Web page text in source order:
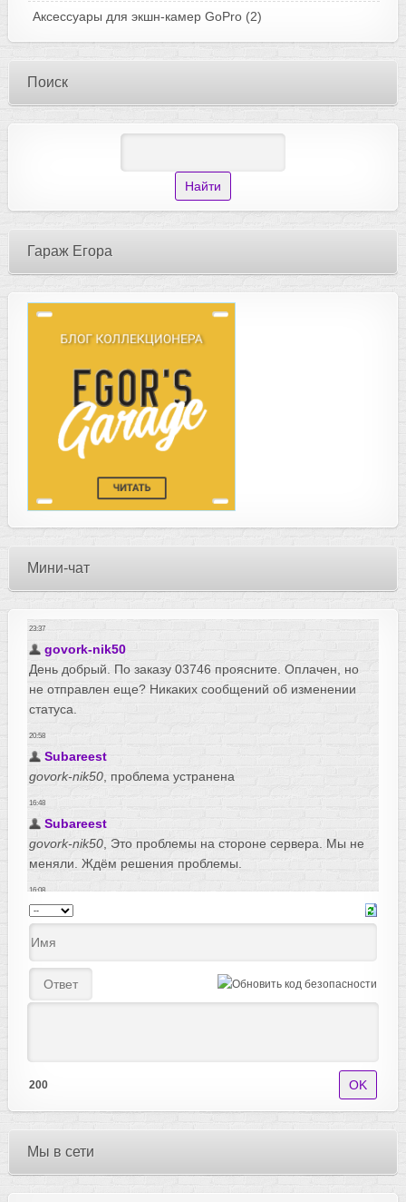
Аксессуары для экшн-камер GoPro (2)
Поиск
Гараж Егора
Мини-чат
200
Мы в сети